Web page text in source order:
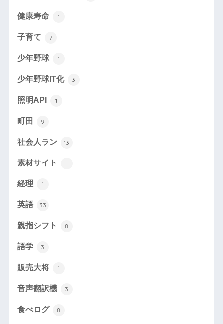
健康寿命 1
子育て 7
少年野球 1
少年野球IT化 3
照明API 1
町田 9
社会人ラン 13
素材サイト 1
経理 1
英語 33
親指シフト 8
語学 3
販売大将 1
音声翻訳機 3
食べログ 8